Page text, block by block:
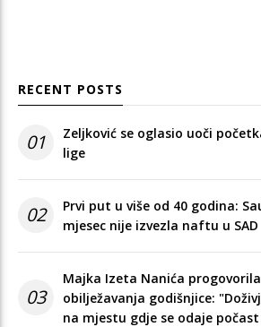
RECENT POSTS
01
Zeljković se oglasio uoči
lige
02
Prvi put u više od 40 godina:
mjesec nije izvezla naftu u SAD
03
Majka Izeta Nanića
obilježavanja godišnjice:
na mjestu gdje se odaje